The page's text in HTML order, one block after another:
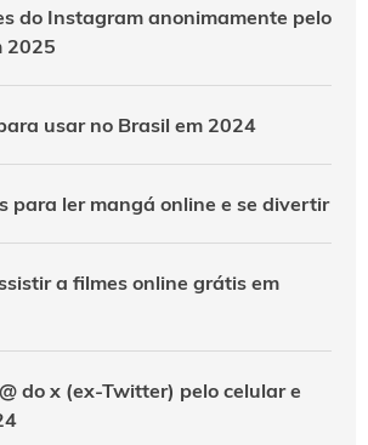
do Instagram anonimamente pelo
2025
usar no Brasil em 2024
para ler mangá online e se divertir
a filmes online grátis em
do x (ex-Twitter) pelo celular e